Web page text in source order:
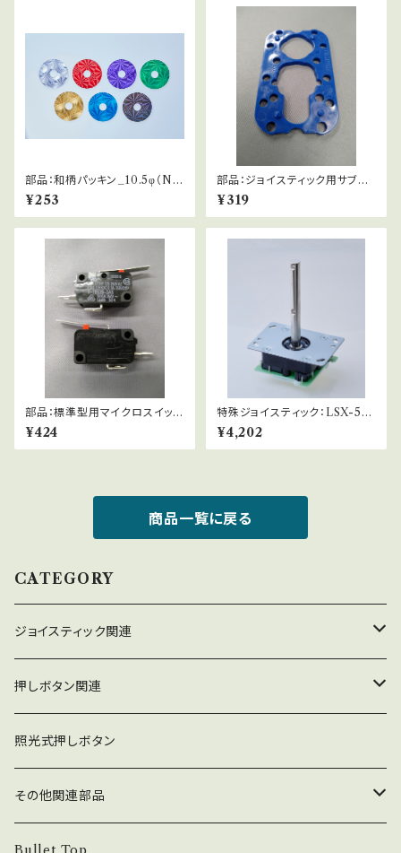
部品：和柄パッキン_10.5φ（NO
BI関連他）
¥253
部品：ジョイスティック用サブガ
イド_ビスナシ
¥319
部品：標準型用マイクロスイッチ
_オムロン
¥424
特殊ジョイスティック：LSX-57-
01-SE
¥4,202
商品一覧に戻る
CATEGORY
ジョイスティック関連
ジョイスティック本体
コネクタ接続型
ファストン端子型
ジョイスティック関連部品
レバーボール
単品部品（ジョイスティック）
NOBIモデル関連
押しボタン関連
押しボタン_30φ
30φ_ネジ式
30φ_差込式
押しボタン_24φ
24φ_ネジ式
単品部品（押しボタン）
照光式押しボタン
その他関連部品
電子部品